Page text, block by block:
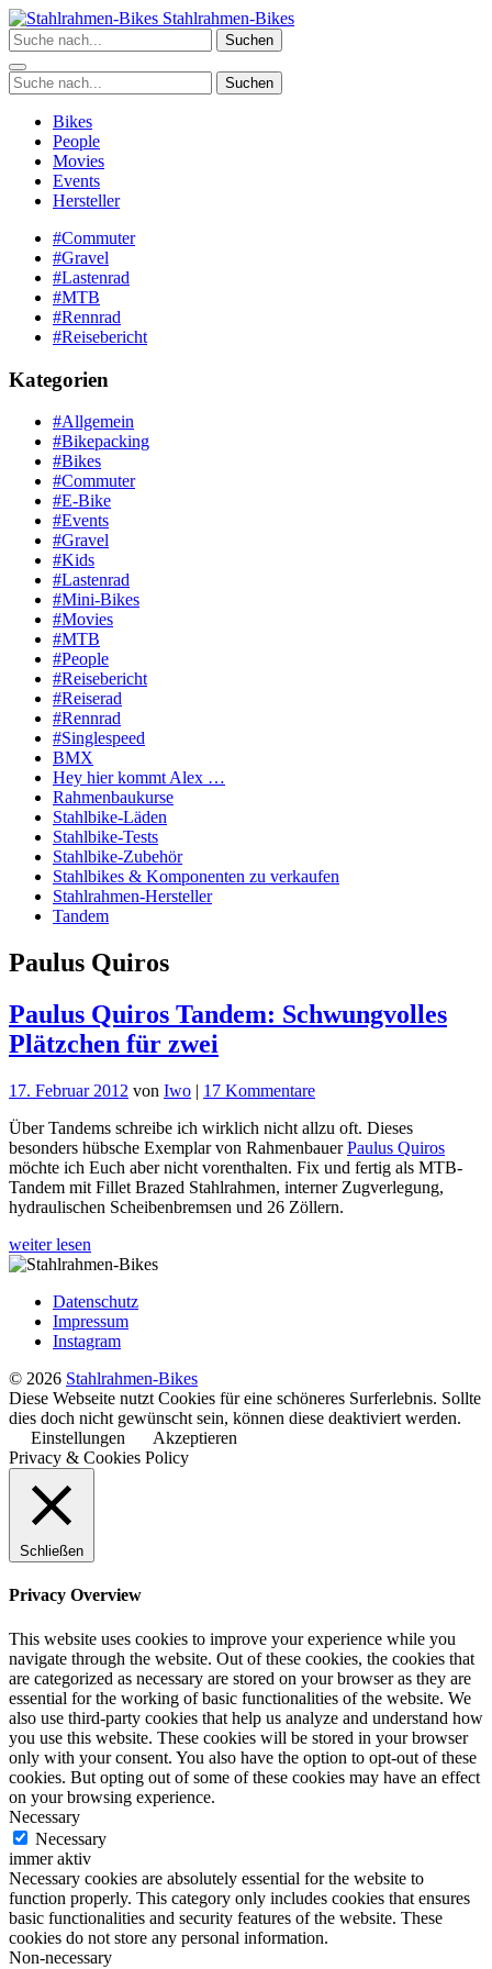
Zum
Inhalt
springen
Stahlrahmen-Bikes
Suchen
Suchen
Bikes
People
Movies
Events
Hersteller
#Commuter
#Gravel
#Lastenrad
#MTB
#Rennrad
#Reisebericht
Kategorien
#Allgemein
#Bikepacking
#Bikes
#Commuter
#E-Bike
#Events
#Gravel
#Kids
#Lastenrad
#Mini-Bikes
#Movies
#MTB
#People
#Reisebericht
#Reiserad
#Rennrad
#Singlespeed
BMX
Hey hier kommt Alex …
Rahmenbaukurse
Stahlbike-Läden
Stahlbike-Tests
Stahlbike-Zubehör
Stahlbikes & Komponenten zu verkaufen
Stahlrahmen-Hersteller
Tandem
Paulus Quiros
Paulus Quiros Tandem: Schwungvolles
Plätzchen für zwei
17. Februar 2012 von Iwo | 17 Kommentarezu
Quiros
Tandem:
Schwungvolles
Plätzchen
für
Über Tandems schreibe ich wirklich nicht allzu oft. Dieses
besonders hübsche Exemplar von RahmenbauerPaulus Quiros
möchte ich Euch aber nicht vorenthalten. Fix und fertig als MTB-
Tandem mit Fillet Brazed Stahlrahmen, interner Zugverlegung,
hydraulischen Scheibenbremsen und 26 Zöllern.
weiter lesen
Datenschutz
Impressum
Instagram
© 2026 Stahlrahmen-Bikes
Diese Webseite nutzt Cookies für eine schöneres Surferlebnis. Sollte
dies doch nicht gewünscht sein, können diese deaktiviert werden.
Einstellungen
Akzeptieren
Privacy & Cookies Policy
Schließen
Privacy Overview
This website uses cookies to improve your experience while you
navigate through the website. Out of these cookies, the cookies that
are categorized as necessary are stored on your browser as they are
essential for the working of basic functionalities of the website. We
also use third-party cookies that help us analyze and understand how
you use this website. These cookies will be stored in your browser
only with your consent. You also have the option to opt-out of these
cookies. But opting out of some of these cookies may have an effect
on your browsing experience.
Necessary
Necessary
immer aktiv
Necessary cookies are absolutely essential for the website to
function properly. This category only includes cookies that ensures
basic functionalities and security features of the website. These
cookies do not store any personal information.
Non-necessary